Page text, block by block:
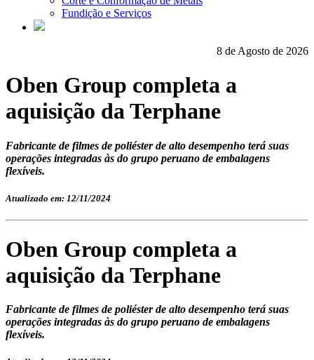
Fundição e Serviços
8 de Agosto de 2026
Oben Group completa a
aquisição da Terphane
Fabricante de filmes de poliéster de alto desempenho terá suas
operações integradas às do grupo peruano de embalagens
flexíveis.
Atualizado em: 12/11/2024
Oben Group completa a
aquisição da Terphane
Fabricante de filmes de poliéster de alto desempenho terá suas
operações integradas às do grupo peruano de embalagens
flexíveis.